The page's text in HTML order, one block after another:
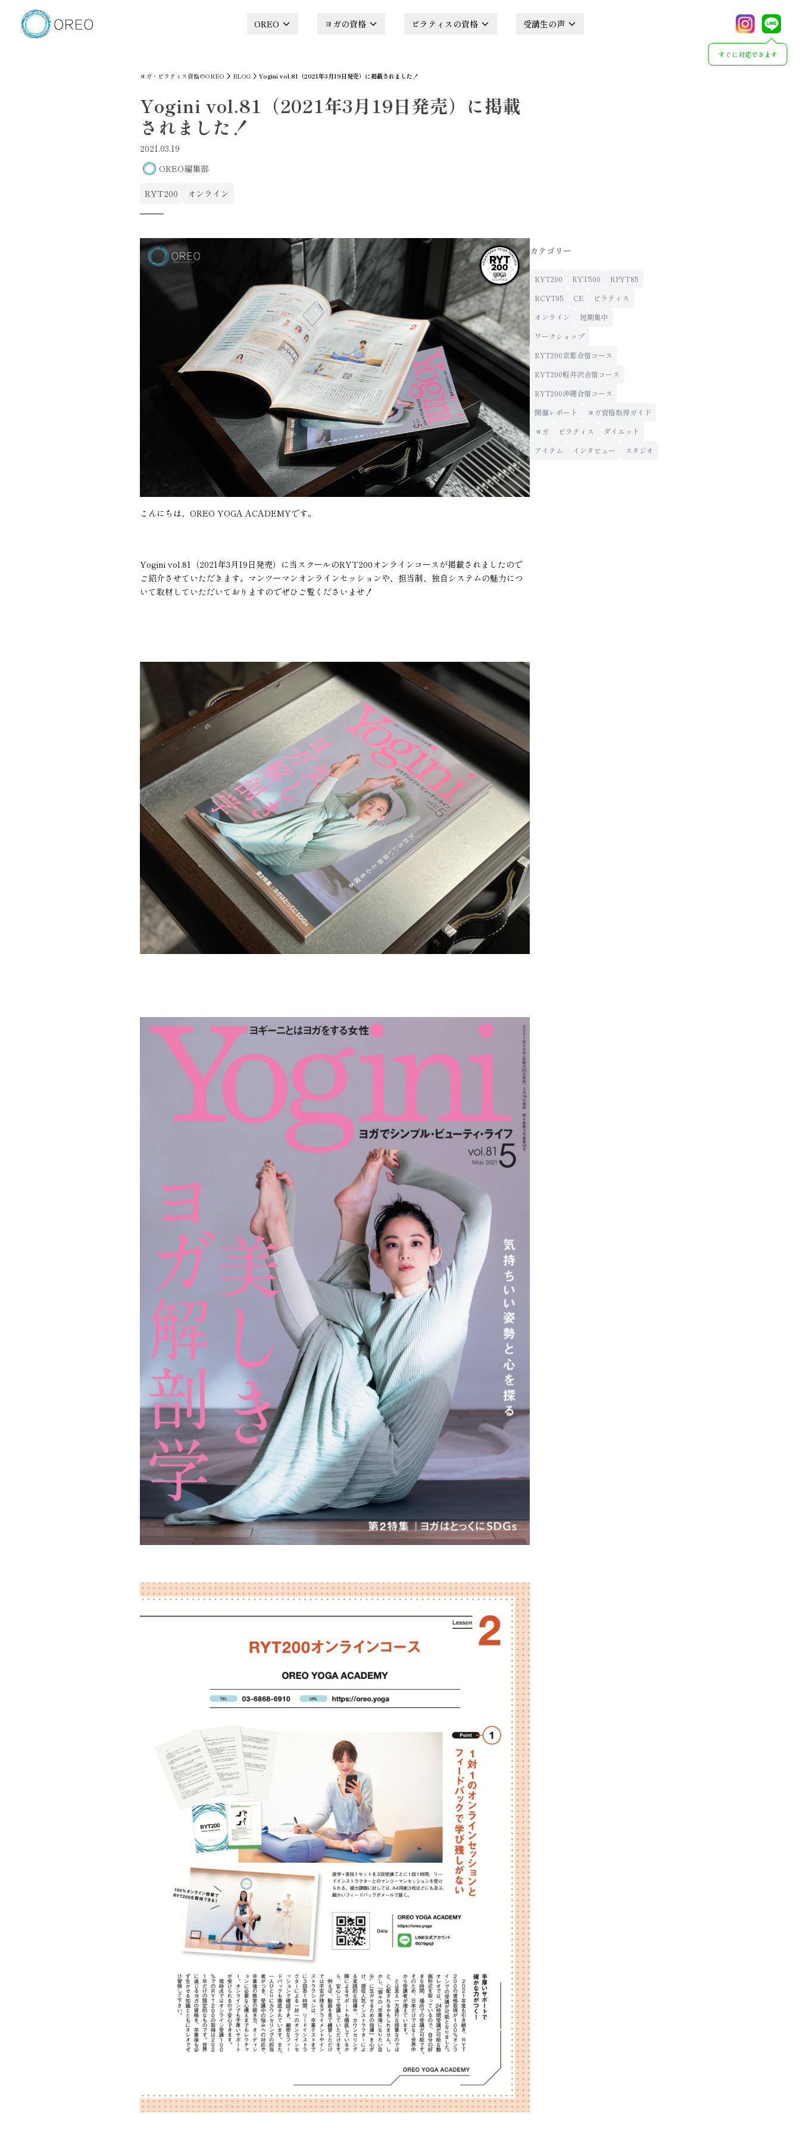
OREO ヨガの資格 ピラティスの資格 受講生の声
すぐに対応できます
ヨガ・ピラティス資格のOREO BLOG Yogini vol.81（2021年3月19日発売）に掲載されました！
Yogini vol.81（2021年3月19日発売）に掲載
されました！
2021.03.19
OREO編集部
RYT200 オンライン
こんにちは、OREO YOGA ACADEMYです。
Yogini vol.81（2021年3月19日発売）に当スクールのRYT200オンラインコースが掲載されましたので
ご紹介させていただきます。マンツーマンオンラインセッションや、担当制、独自システムの魅力につ
いて取材していただいておりますのでぜひご覧くださいませ！
カテゴリー
RYT200 RYT500
RPYT85
RCYT95
CE
ピラティス
オンライン
短期集中
ワークショップ
RYT200京都合宿コース
RYT200軽井沢合宿コース
RYT200沖縄合宿コース
開催レポート
ヨガ資格取得ガイド
ヨガ
ピラティス
ダイエット
アイテム
インタビュー スタジオ